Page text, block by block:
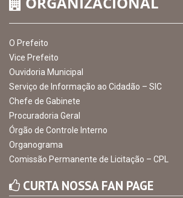
O Prefeito
Vice Prefeito
Ouvidoria Municipal
Serviço de Informação ao Cidadão – SIC
Chefe de Gabinete
Procuradoria Geral
Órgão de Controle Interno
Organograma
Comissão Permanente de Licitação – CPL
CURTA NOSSA FAN PAGE